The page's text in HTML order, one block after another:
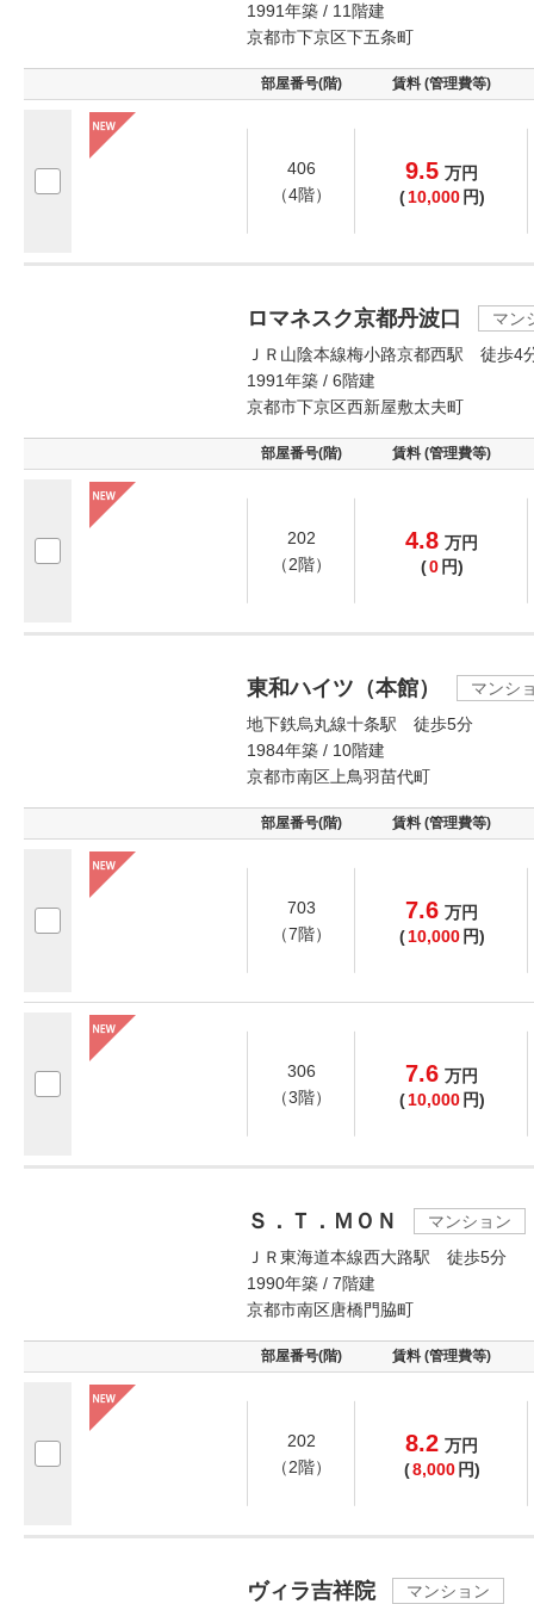
1991年築 / 11階建
京都市下京区下五条町
部屋番号(階) 賃料 (管理費等)
406
（4階）
9.5 万円
( 10,000 円)
ロマネスク京都丹波口
マン
ＪＲ山陰本線梅小路京都西駅 徒歩4
1991年築 / 6階建
京都市下京区西新屋敷太夫町
部屋番号(階) 賃料 (管理費等)
202
（2階）
4.8 万円
(0 円)
東和ハイツ（本館）
マンシ
地下鉄烏丸線十条駅 徒歩5分
1984年築 / 10階建
京都市南区上鳥羽苗代町
部屋番号(階) 賃料 (管理費等)
703
（7階）
7.6 万円
( 10,000 円)
306
（3階）
7.6 万円
( 10,000 円)
Ｓ．Ｔ．ＭＯＮ
マンション
ＪＲ東海道本線西大路駅 徒歩5分
1990年築 / 7階建
京都市南区唐橋門脇町
部屋番号(階) 賃料 (管理費等)
202
（2階）
8.2 万円
(8,000 円)
ヴィラ吉祥院
マンション